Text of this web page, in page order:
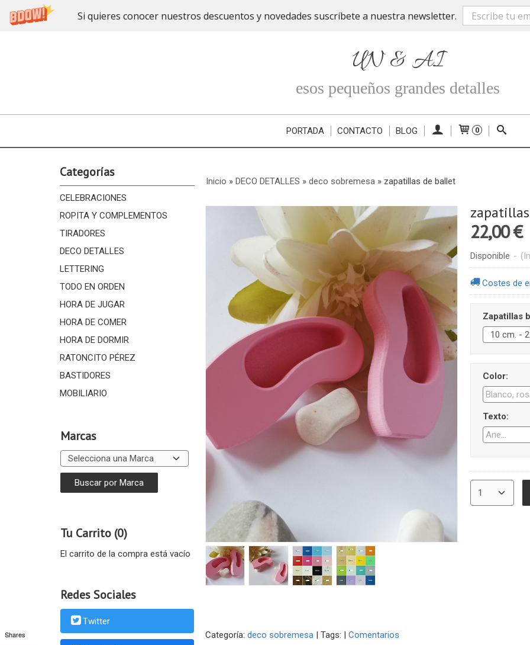
Si quieres conocer nuestros descuentos y novedades suscríbete a nuestra newsletter.
UN & AI
esos pequeños grandes detalles
PORTADA CONTACTO BLOG 0
Categorías
CELEBRACIONES
ROPITA Y COMPLEMENTOS
TIRADORES
DECO DETALLES
LETTERING
TODO EN ORDEN
HORA DE JUGAR
HORA DE COMER
HORA DE DORMIR
RATONCITO PÉREZ
BASTIDORES
MOBILIARIO
Marcas
Tu Carrito (0)
El carrito de la compra está vacío
Redes Sociales
Twitter
Inicio » DECO DETALLES » deco sobremesa» zapatillas de ballet
22,00 €
Disponible -
Costes de
Zapatillas
Color:
Texto:
Categoría: deco sobremesa| Tags: | Comentarios
Shares